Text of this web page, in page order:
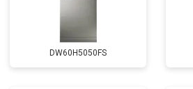
DW60H5050FS